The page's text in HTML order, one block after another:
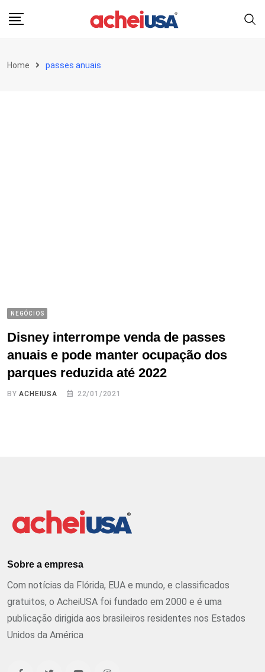
Home passes anuais
NEGÓCIOS
Disney interrompe venda de passes
anuais e pode manter ocupação dos
parques reduzida até 2022
BYACHEIUSA 22/01/2021
Sobre a empresa
Com notícias da Flórida, EUA e mundo, e classificados
gratuitos, o AcheiUSA foi fundado em 2000 e é uma
publicação dirigida aos brasileiros residentes nos Estados
Unidos da América